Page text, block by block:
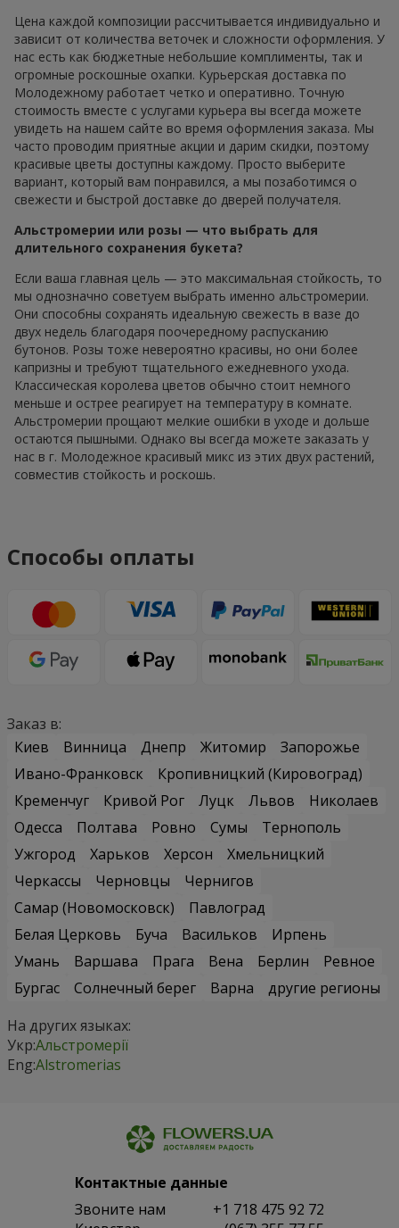
Цена каждой композиции рассчитывается индивидуально и
зависит от количества веточек и сложности оформления. У
нас есть как бюджетные небольшие комплименты, так и
огромные роскошные охапки. Курьерская доставка по
Молодежному работает четко и оперативно. Точную
стоимость вместе с услугами курьера вы всегда можете
увидеть на нашем сайте во время оформления заказа. Мы
часто проводим приятные акции и дарим скидки, поэтому
красивые цветы доступны каждому. Просто выберите
вариант, который вам понравился, а мы позаботимся о
свежести и быстрой доставке до дверей получателя.
Альстромерии или розы — что выбрать для
длительного сохранения букета?
Если ваша главная цель — это максимальная стойкость, то
мы однозначно советуем выбрать именно альстромерии.
Они способны сохранять идеальную свежесть в вазе до
двух недель благодаря поочередному распусканию
бутонов. Розы тоже невероятно красивы, но они более
капризны и требуют тщательного ежедневного ухода.
Классическая королева цветов обычно стоит немного
меньше и острее реагирует на температуру в комнате.
Альстромерии прощают мелкие ошибки в уходе и дольше
остаются пышными. Однако вы всегда можете заказать у
нас в г. Молодежное красивый микс из этих двух растений,
совместив стойкость и роскошь.
Способы оплаты
Заказ в:
Киев
Винница Днепр Житомир
Запорожье
Ивано-Франковск
Кропивницкий (Кировоград)
Кременчуг
Кривой Рог Луцк Львов
Николаев
Одесса
Полтава Ровно Сумы
Тернополь
Ужгород
Харьков Херсон
Хмельницкий
Черкассы
Черновцы
Чернигов
Самар (Новомосковск)
Павлоград
Белая Церковь
Буча Васильков
Ирпень
Умань
Варшава Прага Вена Берлин
Ревное
Бургас
Солнечный берег Варна
другие регионы
На других языках:
Укр:Альстромерії
Eng:Alstromerias
Контактные данные
Звоните нам
+1 718 475 92 72